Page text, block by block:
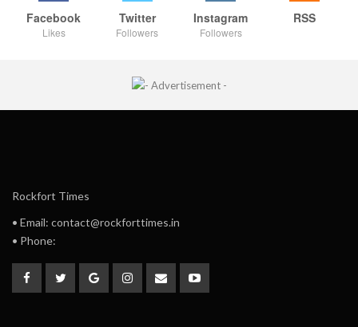
Facebook
Likes
Twitter
Followers
Instagram
Followers
RSS
Rockfort Times
• Email: contact@rockforttimes.in
• Phone: